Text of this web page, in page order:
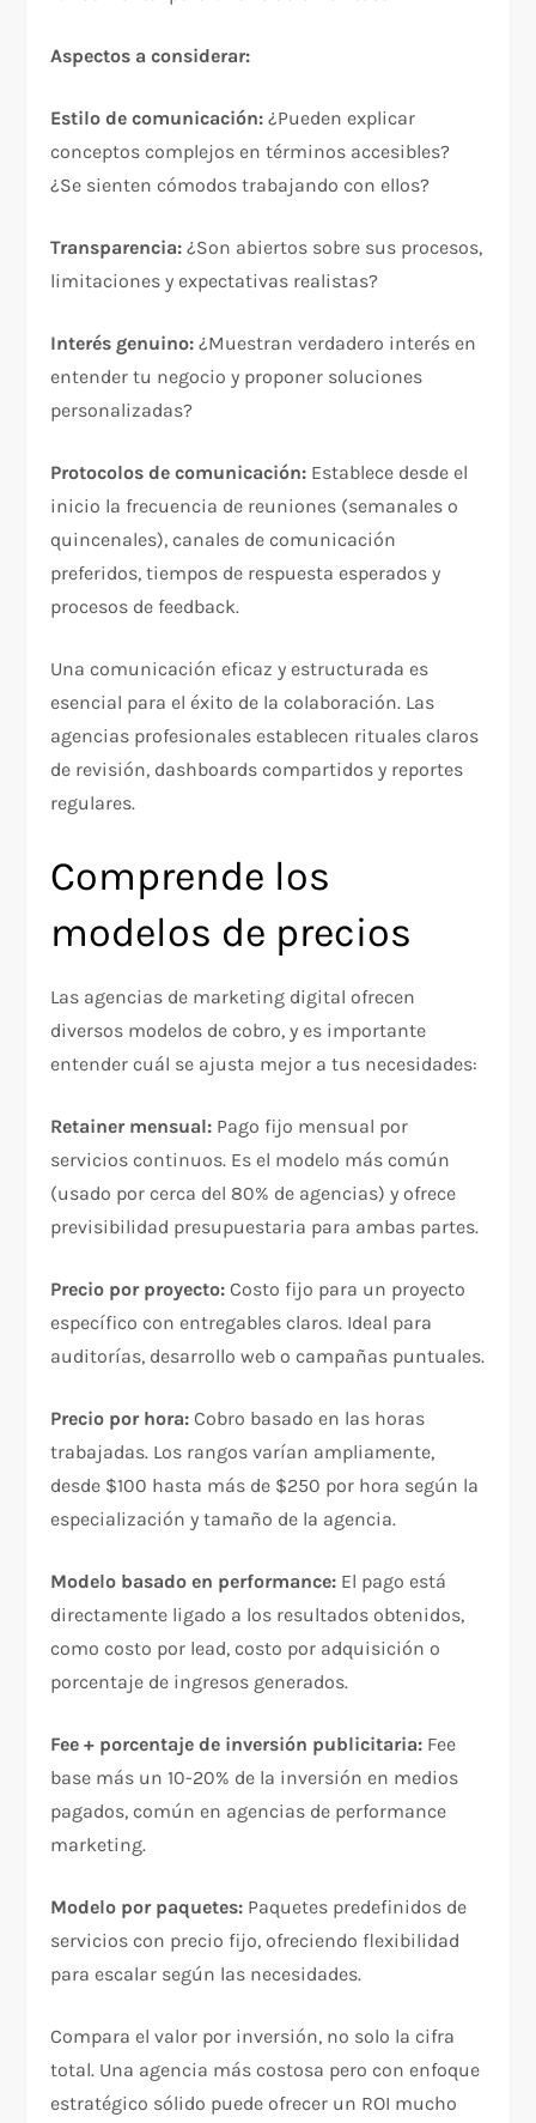
Aspectos a considerar:
Estilo de comunicación: ¿Pueden explicar
conceptos complejos en términos accesibles?
¿Se sienten cómodos trabajando con ellos?​
Transparencia: ¿Son abiertos sobre sus procesos,
limitaciones y expectativas realistas?​
Interés genuino: ¿Muestran verdadero interés en
entender tu negocio y proponer soluciones
personalizadas?​
Protocolos de comunicación: Establece desde el
inicio la frecuencia de reuniones (semanales o
quincenales), canales de comunicación
preferidos, tiempos de respuesta esperados y
procesos de feedback.​
Una comunicación eficaz y estructurada es
esencial para el éxito de la colaboración. Las
agencias profesionales establecen rituales claros
de revisión, dashboards compartidos y reportes
regulares.​
Comprende los
modelos de precios
Las agencias de marketing digital ofrecen
diversos modelos de cobro, y es importante
entender cuál se ajusta mejor a tus necesidades:​
Retainer mensual: Pago fijo mensual por
servicios continuos. Es el modelo más común
(usado por cerca del 80% de agencias) y ofrece
previsibilidad presupuestaria para ambas partes.​
Precio por proyecto: Costo fijo para un proyecto
específico con entregables claros. Ideal para
auditorías, desarrollo web o campañas puntuales.​
Precio por hora: Cobro basado en las horas
trabajadas. Los rangos varían ampliamente,
desde $100 hasta más de $250 por hora según la
especialización y tamaño de la agencia.​
Modelo basado en performance: El pago está
directamente ligado a los resultados obtenidos,
como costo por lead, costo por adquisición o
porcentaje de ingresos generados.​
Fee + porcentaje de inversión publicitaria: Fee
base más un 10-20% de la inversión en medios
pagados, común en agencias de performance
marketing.​
Modelo por paquetes: Paquetes predefinidos de
servicios con precio fijo, ofreciendo flexibilidad
para escalar según las necesidades.​
Compara el valor por inversión, no solo la cifra
total. Una agencia más costosa pero con enfoque
estratégico sólido puede ofrecer un ROI mucho